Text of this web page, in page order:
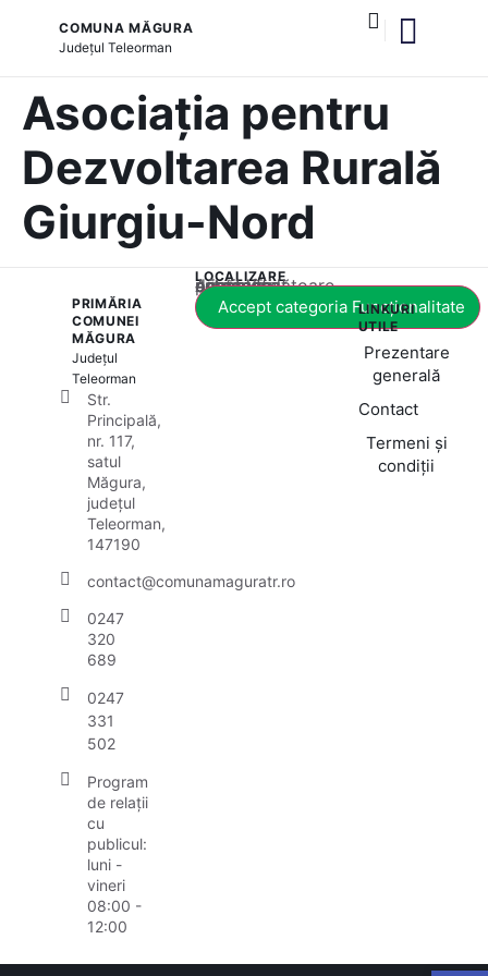
COMUNA MĂGURA
JudețulTeleorman
Asociația pentru
Dezvoltarea Rurală
Giurgiu-Nord
PRIMĂRIA
COMUNEI
MĂGURA
Județul
Teleorman
Str.
Principală,
nr. 117,
satul
Măgura,
județul
Teleorman,
147190
contact@comunamaguratr.ro
0247
320
689
0247
331
502
Program
de relații
cu
publicul:
luni -
vineri
08:00 -
12:00
LOCALIZARE
Acest conținut este blocat până când acceptați categoria corespunzătoare de cookie-uri.
Accept categoria Funcționalitate
LINKURI
UTILE
Prezentare
generală
Contact
Termeni și
condiții